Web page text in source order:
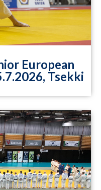
European
Tsekki